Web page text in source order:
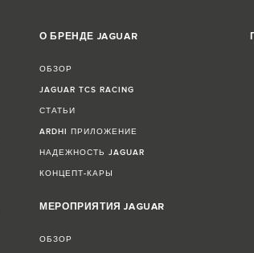
О БРЕНДЕ JAGUAR
ОБЗОР
JAGUAR TCS RACING
СТАТЬИ
ARDHI ПРИЛОЖЕНИЕ
НАДЕЖНОСТЬ JAGUAR
КОНЦЕПТ-КАРЫ
МЕРОПРИЯТИЯ JAGUAR
ОБЗОР